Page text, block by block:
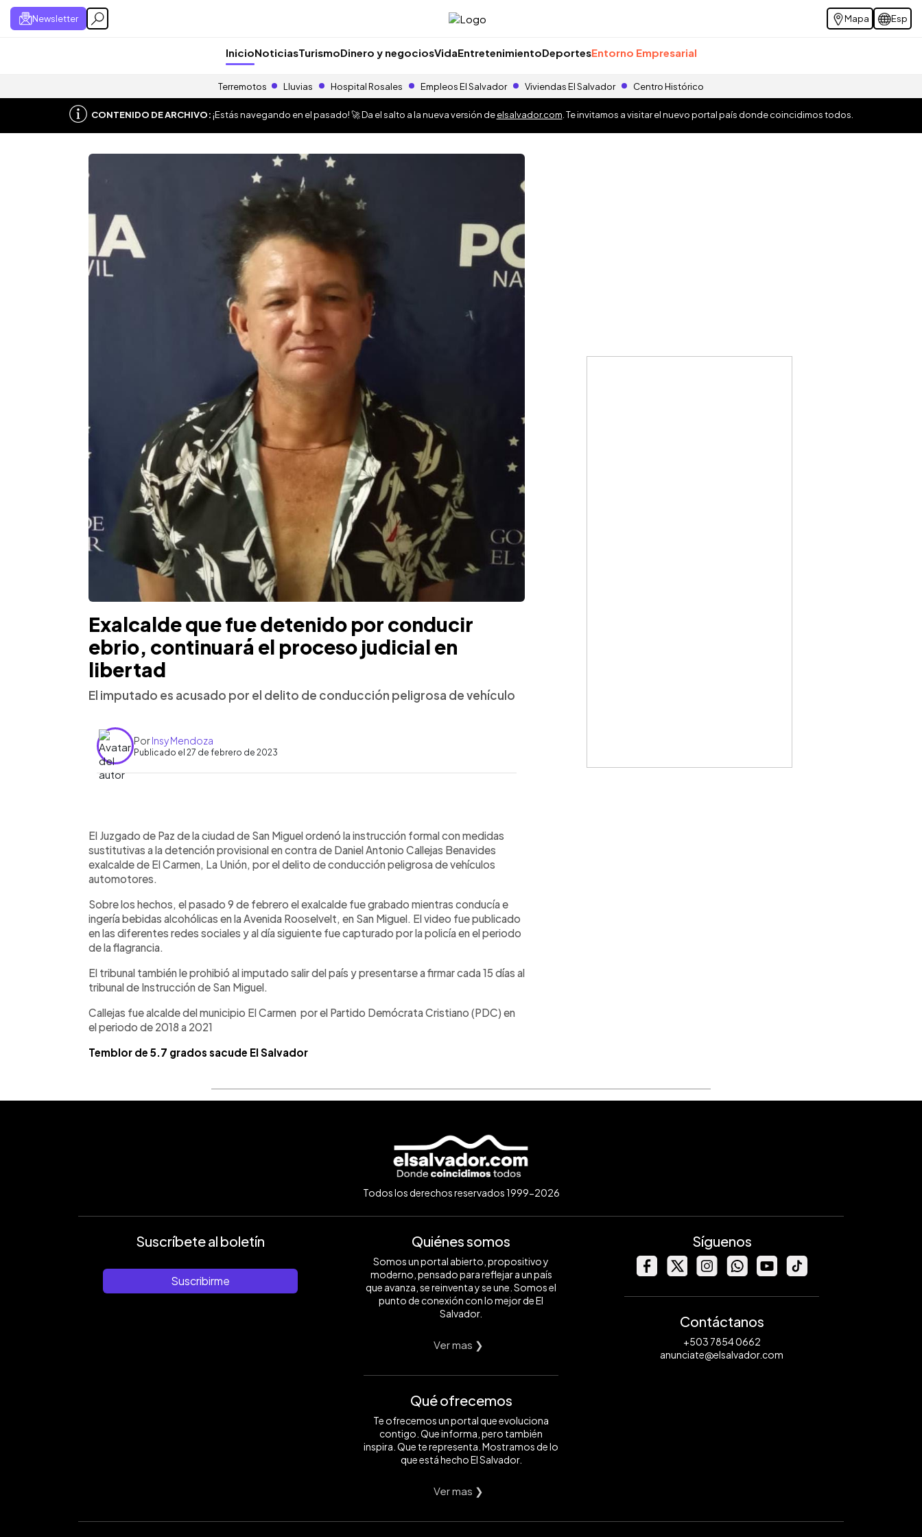
Newsletter Mapa Esp
InicioNoticiasTurismoDinero y negociosVidaEntretenimientoDeportesEntorno Empresarial
Terremotos Lluvias Hospital Rosales Empleos El Salvador Viviendas El Salvador Centro Histórico
CONTENIDO DE ARCHIVO:¡Estás navegando en el pasado! 🚀 Da el salto a la nueva versión deelsalvador.com . Te invitamos a visitar el nuevo portal país donde coincidimos todos.
Exalcalde que fue detenido por conducir
ebrio, continuará el proceso judicial en
libertad
El imputado es acusado por el delito de conducción peligrosa de vehículo
PorInsy Mendoza
Publicado el 27 de febrero de 2023
► Escuchar artículo
El Juzgado de Paz de la ciudad de San Miguel ordenó la instrucción formal con medidas
sustitutivas a la detención provisional en contra de Daniel Antonio Callejas Benavides
exalcalde de El Carmen, La Unión, por el delito de conducción peligrosa de vehículos
automotores.
Sobre los hechos, el pasado 9 de febrero el exalcalde fue grabado mientras conducía e
ingería bebidas alcohólicas en la Avenida Rooselvelt, en San Miguel. El video fue publicado
en las diferentes redes sociales y al día siguiente fue capturado por la policía en el periodo
de la flagrancia.
El tribunal también le prohibió al imputado salir del país y presentarse a firmar cada 15 días al
tribunal de Instrucción de San Miguel.
Callejas fue alcalde del municipio El Carmen por el Partido Demócrata Cristiano (PDC) en
el periodo de 2018 a 2021
Temblor de 5.7 grados sacude El Salvador
Todos los derechos reservados 1999-2026
Suscríbete al boletín
Suscribirme
Quiénes somos
Somos un portal abierto, propositivo y
moderno, pensado para reflejar a un país
que avanza, se reinventa y se une. Somos el
punto de conexión con lo mejor de El
Salvador.
Ver mas ❯
Qué ofrecemos
Te ofrecemos un portal que evoluciona
contigo. Que informa, pero también
inspira. Que te representa. Mostramos de lo
que está hecho El Salvador.
Ver mas ❯
Síguenos
Contáctanos
+503 7854 0662
anunciate@elsalvador.com